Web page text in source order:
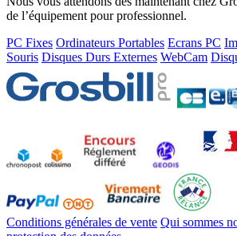
de l’équipement pour professionnel.
PC Fixes Ordinateurs Portables Ecrans PC
Souris Disques Durs Externes WebCam
Conditions générales de vente Qui sommes